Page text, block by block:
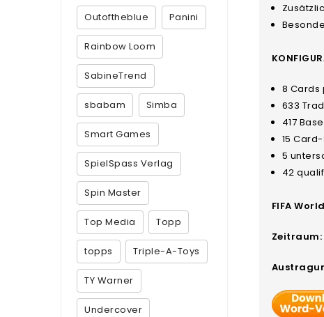
8 Cards
633
417
15
5
42
FIFA
Zeitraum:
Outoftheblue Panini
Rainbow Loom
SabineTrend
sbabam Simba
Smart Games
SpielSpass Verlag
Spin Master
Top Media Topp
topps Triple-A-Toys
TY Warner
Undercover